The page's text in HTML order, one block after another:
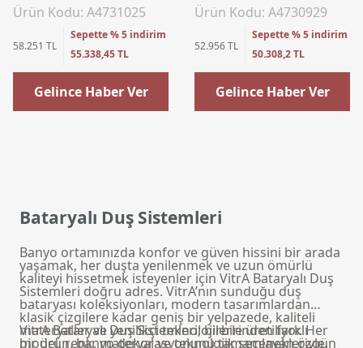
Ürün Kodu: A4731025
58.251 TL
Sepette % 5 indirim
55.338,45 TL
Gelince Haber Ver
Ürün Kodu: A4730929
52.956 TL
Sepette % 5 indirim
50.308,2 TL
Gelince Haber Ver
Bataryalı Duş Sistemleri
Banyo ortamınızda konfor ve güven hissini bir arada
yaşamak, her duşta yenilenmek ve uzun ömürlü
kaliteyi hissetmek isteyenler için VitrA Bataryalı Duş
Sistemleri doğru adres. VitrA’nın sunduğu duş
bataryası koleksiyonları, modern tasarımlardan
klasik çizgilere kadar geniş bir yelpazede, kaliteli
materyaller ve yenilikçi teknolojilerle üretiliyor. Her
bir ürün, banyo dekorasyonunu tamamlayan özgün
VitrA Bataryalı Duş Sistemleri; birbirinden farklı
model, renk, materyal ve teknolojik seçenekleriyle,